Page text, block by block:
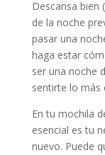
Descansa bien
de la noche
pasar una
haga estar
ser una noche
sentirte lo más
En tu mochila
esencial es tu
nuevo. Puede